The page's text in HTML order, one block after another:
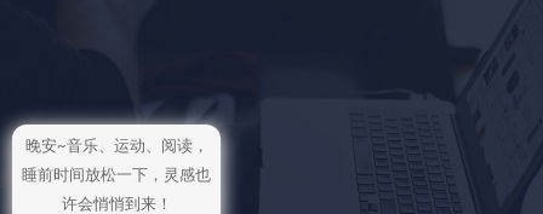
晚安~音乐、运动、阅读，
睡前时间放松一下，灵感也
许会悄悄到来！